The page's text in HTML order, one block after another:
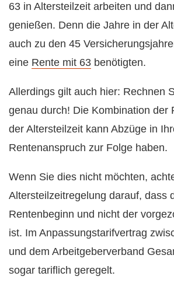
63 in Altersteilzeit arbeiten und
genießen. Denn die Jahre in der
auch zu den 45
eine Rente mit 63 benötigten.
Allerdings gilt auch hier: Rechnen
genau durch! Die Kombination der
der Altersteilzeit kann Abzüge in
Rentenanspruch zur Folge haben.
Wenn Sie dies nicht möchten,
Altersteilzeitregelung darauf, dass
Rentenbeginn und nicht der
ist. Im Anpassungstarifvertrag
und dem Arbeitgeberverband
sogar tariflich geregelt.